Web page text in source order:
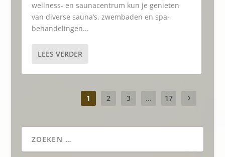
wellness- en saunacentrum kun je genieten
van diverse sauna’s, zwembaden en spa-
behandelingen...
LEES VERDER
1 2 3 ... 17